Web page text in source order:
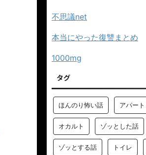
不思議net
本当にやった復讐まとめ
1000mg
タグ
ほんのり怖い話 アパート
オカルト ゾッとした話
ゾッとする話 トイレ